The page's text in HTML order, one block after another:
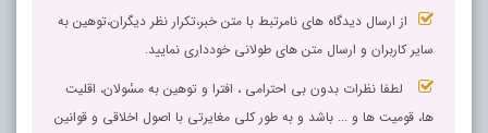
از ارسال دیدگاه های نامرتبط با متن خبر،تکرار نظر دیگران،توهین به
سایر کاربران و ارسال متن های طولانی خودداری نمایید.
لطفا نظرات بدون بی احترامی ، افترا و توهین به مسٔولان، اقلیت
ها، قومیت ها و ... باشد و به طور کلی مغایرتی با اصول اخلاقی و قوانین